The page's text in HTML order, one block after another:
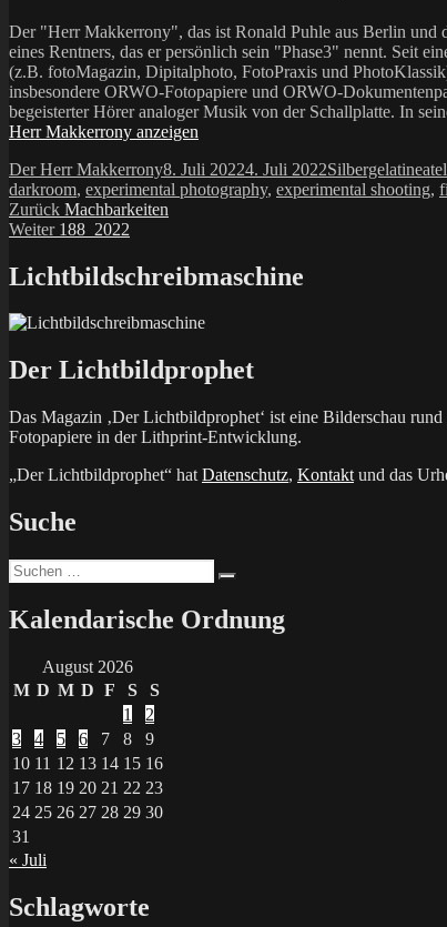
Der "Herr Makkerrony", das ist Ronald Puhle aus Berlin und
eines Rentners, das er persönlich sein "Phase3" nennt. Seit
(z.B. fotoMagazin, Dipitalphoto, FotoPraxis und
insbesondere ORWO-Fotopapiere und ORWO-
begeisterter Hörer analoger Musik von der Schallplatte. In
Herr Makkerrony anzeigen
Autor
Der Herr MakkerronyVeröffentlicht
am
8. Juli 20224. Juli 2022Kategorien
Silbergelatine
darkroom, experimental photography, experimental shooting,
Beitragsnavigation
Zurück Vorheriger
Beitrag:
Machbarkeiten
Weiter Nächster
188_2022
Lichtbildschreibmaschine
Der Lichtbildprophet
Das Magazin ‚Der Lichtbildprophet‘ ist eine Bilderschau
Fotopapiere in der Lithprint-Entwicklung.
„Der Lichtbildprophet“ hat Datenschutz, Kontakt und das
Suche
Suchen
nach:
Kalendarische Ordnung
August 2026
M D M D F S
S
1
2
3
4 5 6 7 8
9
10 11 12 13 14 15 16
17 18 19 20 21 22 23
24 25 26 27 28 29 30
31
« Juli
Schlagworte